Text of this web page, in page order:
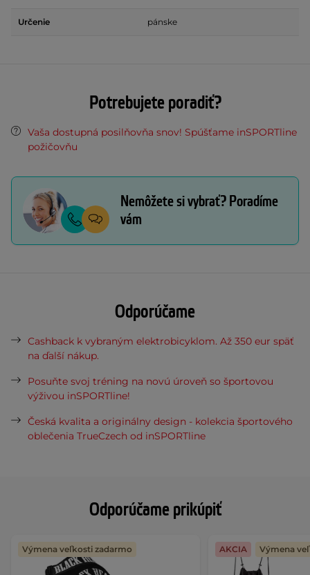
Odporúčame prikúpiť
Výmena veľkosti zadarmo AKCIA Výmena
Určenie pánske
Potrebujete poradiť?
Vaša dostupná posilňovňa snov! Spúšťame inSPORTline
požičovňu
Nemôžete si vybrať? Poradíme
vám
Odporúčame
Cashback k vybraným elektrobicyklom. Až 350 eur späť
na ďalší nákup.
Posuňte svoj tréning na novú úroveň so športovou
výživou inSPORTline!
Česká kvalita a originálny design - kolekcia športového
oblečenia TrueCzech od inSPORTline